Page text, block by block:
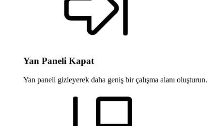
Yan Paneli Kapat
Yan paneli gizleyerek daha geniş bir çalışma alanı oluşturun.